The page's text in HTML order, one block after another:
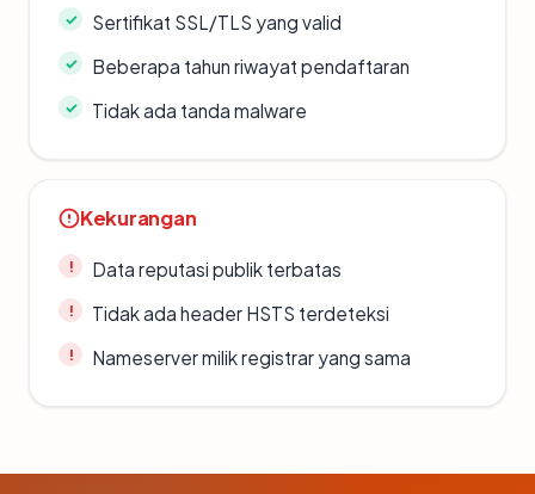
Sertifikat SSL/TLS yang valid
Beberapa tahun riwayat pendaftaran
Tidak ada tanda malware
Kekurangan
Data reputasi publik terbatas
Tidak ada header HSTS terdeteksi
Nameserver milik registrar yang sama